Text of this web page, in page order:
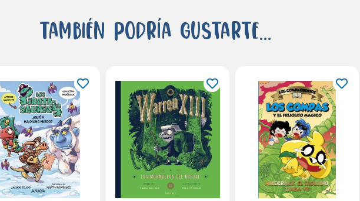
También podría gustarte...